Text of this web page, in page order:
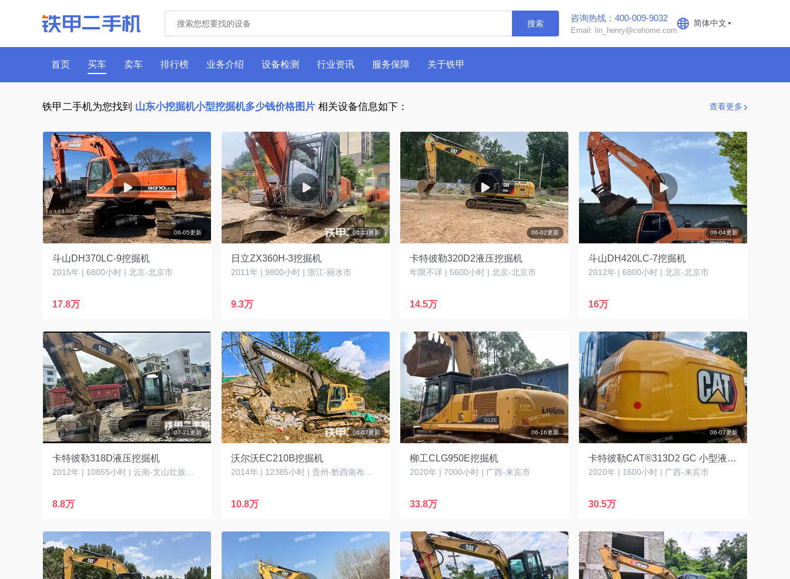
搜索
咨询热线：400-009-9032
Email: lin_henry@cehome.com
简体中文
首页 买车 卖车 排行榜 业务介绍 设备检测 行业资讯 服务保障 关于铁甲
铁甲二手机为您找到 山东小挖掘机小型挖掘机多少钱价格图片 相关设备信息如下： 查看更多
06-05更新
斗山DH370LC-9挖掘机
2015年 | 6800小时 | 北京-北京市
17.8万
06-13更新
日立ZX360H-3挖掘机
2011年 | 9800小时 | 浙江-丽水市
9.3万
06-02更新
卡特彼勒320D2液压挖掘机
年限不详 | 5600小时 | 北京-北京市
14.5万
06-04更新
斗山DH420LC-7挖掘机
2012年 | 6800小时 | 北京-北京市
16万
07-21更新
卡特彼勒318D液压挖掘机
8.8万
06-07更新
沃尔沃EC210B挖掘机
10.8万
06-16更新
柳工CLG950E挖掘机
2020年 | 7000小时 | 广西-来宾市
33.8万
06-07更新
卡特彼勒CAT®313D2 GC 小型液压挖掘机
2020年 | 1600小时 | 广西-来宾市
30.5万